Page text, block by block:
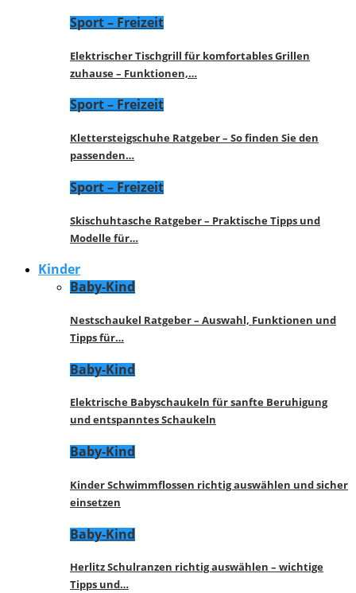
Sport – Freizeit
Elektrischer Tischgrill für komfortables Grillen
zuhause – Funktionen,…
Sport – Freizeit
Klettersteigschuhe Ratgeber – So finden Sie den
passenden…
Sport – Freizeit
Skischuhtasche Ratgeber – Praktische Tipps und
Modelle für…
Kinder
Baby-Kind
Nestschaukel Ratgeber – Auswahl, Funktionen und
Tipps für…
Baby-Kind
Elektrische Babyschaukeln für sanfte Beruhigung
und entspanntes Schaukeln
Baby-Kind
Kinder Schwimmflossen richtig auswählen und sicher
einsetzen
Baby-Kind
Herlitz Schulranzen richtig auswählen – wichtige
Tipps und…